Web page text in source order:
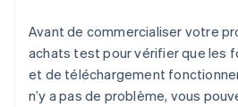
Avant de commercialiser votre
achats test pour vérifier que les
et de téléchargement
n’y a pas de problème, vous